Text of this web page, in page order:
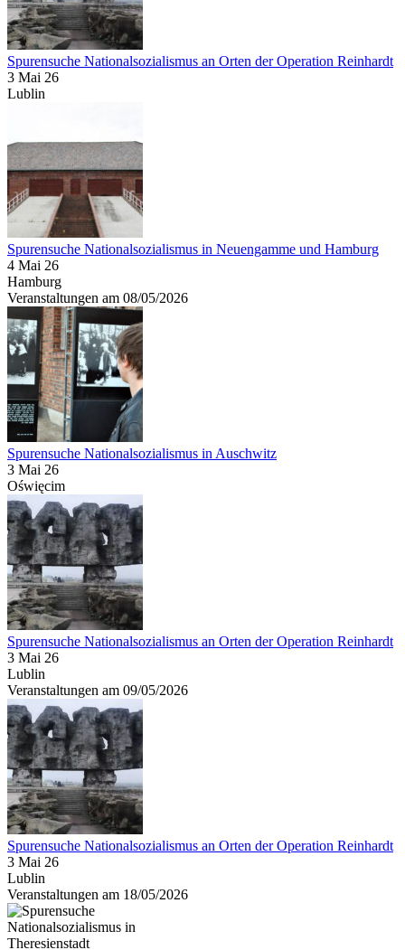
Spurensuche Nationalsozialismus an Orten der Operation Reinhardt
3 Mai 26
Lublin
Spurensuche Nationalsozialismus in Neuengamme und Hamburg
4 Mai 26
Hamburg
Veranstaltungen am 08/05/2026
Spurensuche Nationalsozialismus in Auschwitz
3 Mai 26
Oświęcim
Spurensuche Nationalsozialismus an Orten der Operation Reinhardt
3 Mai 26
Lublin
Veranstaltungen am 09/05/2026
Spurensuche Nationalsozialismus an Orten der Operation Reinhardt
3 Mai 26
Lublin
Veranstaltungen am 18/05/2026